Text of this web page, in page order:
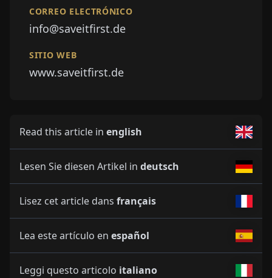
CORREO ELECTRÓNICO
info@saveitfirst.de
SITIO WEB
www.saveitfirst.de
Read this article in english
Lesen Sie diesen Artikel in deutsch
Lisez cet article dans français
Lea este artículo en español
Leggi questo articolo italiano